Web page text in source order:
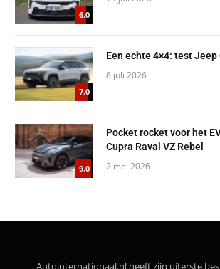
6.0
7.0
Een echte 4×4: test Jeep
8 juli 2026
9.0
Pocket rocket voor het
Cupra Raval VZ Rebel
2 mei 2026
Autointernationaal.nl heeft zijn uiterste